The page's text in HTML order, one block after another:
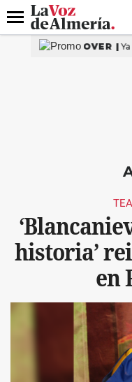
DESTACADO
Menú
historia’
en